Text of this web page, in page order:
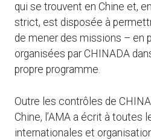
qui se trouvent en Chine et,
strict, est disposée à
de mener des missions – en
organisées par CHINADA
propre programme.
Outre les contrôles de
Chine, l’AMA a écrit à toutes
internationales et